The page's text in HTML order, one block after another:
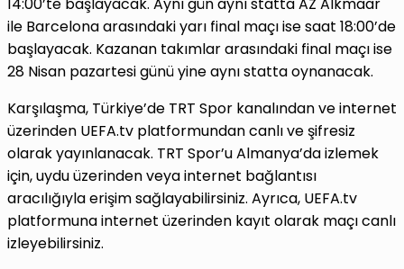
14:00’te başlayacak. Aynı gün aynı statta AZ Alkmaar
ile Barcelona arasındaki yarı final maçı ise saat 18:00’de
başlayacak. Kazanan takımlar arasındaki final maçı ise
28 Nisan pazartesi günü yine aynı statta oynanacak.
Karşılaşma, Türkiye’de TRT Spor kanalından ve internet
üzerinden UEFA.tv platformundan canlı ve şifresiz
olarak yayınlanacak. TRT Spor’u Almanya’da izlemek
için, uydu üzerinden veya internet bağlantısı
aracılığıyla erişim sağlayabilirsiniz. Ayrıca, UEFA.tv
platformuna internet üzerinden kayıt olarak maçı canlı
izleyebilirsiniz.